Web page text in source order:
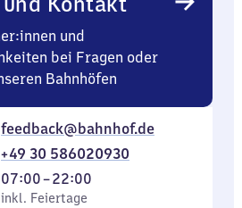
und
bei Fragen oder
Bahnhöfen
feedback@bahnhof.de
+49 30 586020930
07:00–22:00
Von
7
inkl. Feiertage